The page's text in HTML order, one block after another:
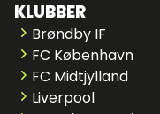
KLUBBER
Brøndby IF
FC København
FC Midtjylland
Liverpool